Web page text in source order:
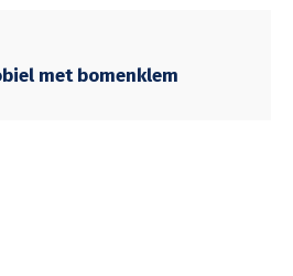
met bomenklem